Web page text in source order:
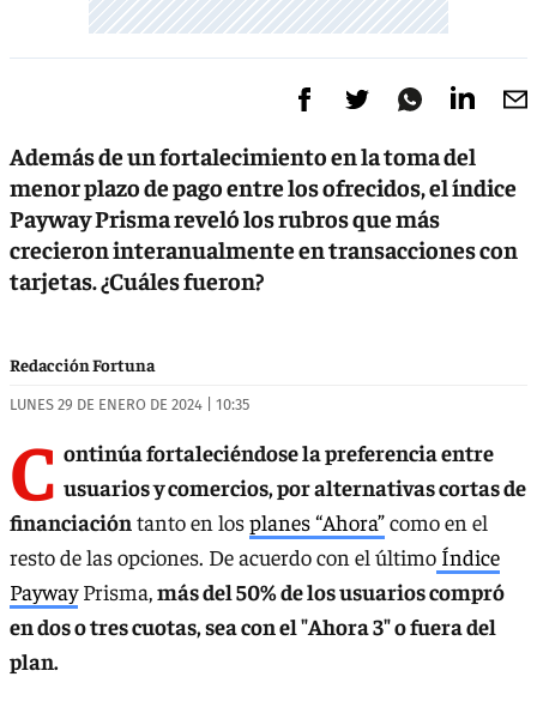
Además de un fortalecimiento en la toma del
menor plazo de pago entre los ofrecidos, el índice
Payway Prisma reveló los rubros que más
crecieron interanualmente en transacciones con
tarjetas. ¿Cuáles fueron?
Redacción Fortuna
LUNES 29 DE ENERO DE 2024 | 10:35
C ontinúa fortaleciéndose la preferencia entre
usuarios y comercios, por alternativas cortas de
financiacióntanto en losplanes “Ahora”como en el
resto de las opciones. De acuerdo con el último Índice
PaywayPrisma,más del 50% de los usuarios compró
en dos o tres cuotas, sea con el "Ahora 3" o fuera del
plan.